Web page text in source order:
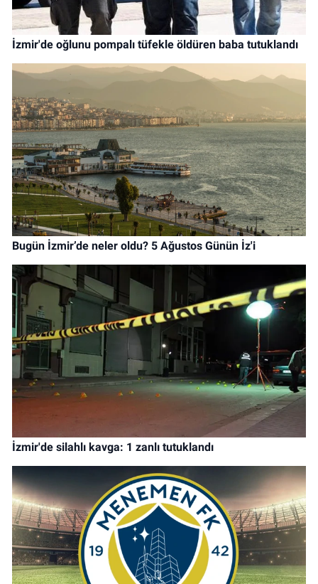
İzmir'de oğlunu pompalı tüfekle öldüren baba tutuklandı
Bugün İzmir’de neler oldu? 5 Ağustos Günün İz'i
İzmir'de silahlı kavga: 1 zanlı tutuklandı